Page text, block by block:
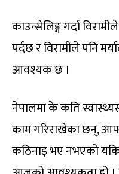
काउन्सेलिङ्ग गर्दा
पर्दछ र विरामीले पनि
आवश्यक छ ।
नेपालमा के कति
काम गरिराखेका छन्,
कठिनाइ भए नभएको